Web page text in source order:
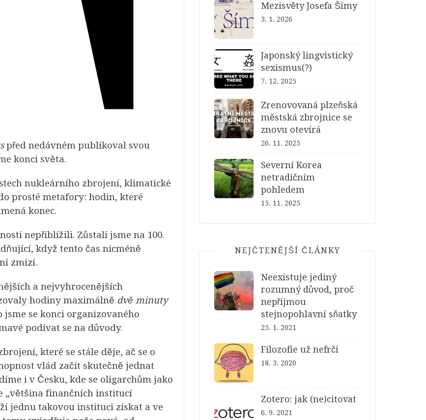
před nedávném publikoval svou
konci světa.
nukleárního zbrojení, klimatické
prosté metafory: hodin, které
konec.
nepřiblížili. Zůstali jsme na 100.
když tento čas nicméně
zmizí.
a nejvyhrocenějších
hodiny maximálně dvě minuty
jsme se konci organizovaného
podívat se na důvody.
které se stále děje, ač se o
vlád začít skutečně jednat
i v Česku, kde se oligarchům jako
„většina finančních institucí
jednu takovou instituci získat a ve
Mezisvěty Josefa Šímy
3. 1. 2026
Japonský lingvistický
sexismus(?)
7. 12. 2025
Zrenovovaná plzeňská
městská zbrojnice se
znovu otevírá
26. 11. 2025
Severní Korea
netradičním
pohledem
15. 11. 2025
NEJČTENĚJŠÍ ČLÁNKY
Neexistuje jediný
rozumný důvod, proč
nepřijmou
stejnopohlavní sňatky
25. 1. 2021
Filozofie už nefrčí
18. 3. 2020
Zotero: jak (ne)citovat
6. 9. 2021